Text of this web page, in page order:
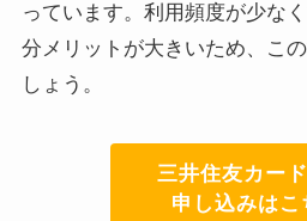
っています。利用頻度が少な
分メリットが大きいため、こ
しょう。
三井住友カード
申し込みはこ